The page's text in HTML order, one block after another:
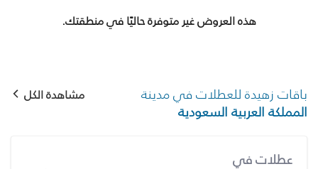
هذه العروض غير متوفرة حاليًا في منطقتك.
باقات زهيدة للعطلات في مدينة
المملكة العربية السعودية
مشاهدة الكل
عطلات في